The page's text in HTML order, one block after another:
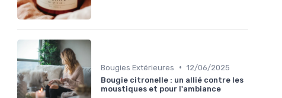
Bougies Extérieures • 12/06/2025
Bougie citronelle : un allié contre les
moustiques et pour l'ambiance